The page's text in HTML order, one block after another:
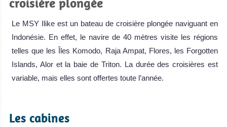
croisière plongée
Le MSY Ilike est un bateau de croisière plongée naviguant en
Indonésie. En effet, le navire de 40 mètres visite les régions
telles que les Îles Komodo, Raja Ampat, Flores, les Forgotten
Islands, Alor et la baie de Triton. La durée des croisières est
variable, mais elles sont offertes toute l’année.
Les cabines